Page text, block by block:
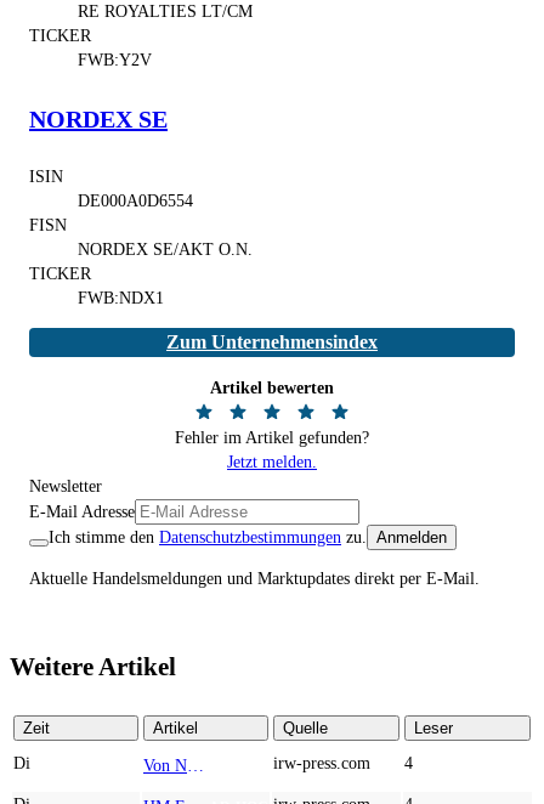
RE ROYALTIES LT/CM
TICKER
FWB:Y2V
NORDEX SE
ISIN
DE000A0D6554
FISN
NORDEX SE/AKT O.N.
TICKER
FWB:NDX1
Zum Unternehmensindex
Artikel bewerten
Fehler im Artikel gefunden?
Jetzt melden.
Newsletter
E-Mail Adresse
Ich stimme den Datenschutzbestimmungen zu. Anmelden
Aktuelle Handelsmeldungen und Marktupdates direkt per E-Mail.
Weitere Artikel
Zeit Artikel Quelle
Leser
Di
irw-press.com 4